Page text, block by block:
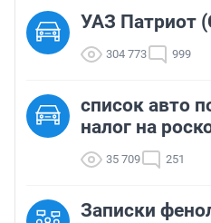
УАЗ Патриот
304 773 999
список авто
налог на
35 709 251
Записки